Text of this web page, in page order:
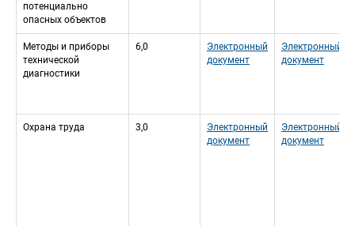
потенциально
опасных объектов
Методы и приборы
технической
диагностики
6,0
Электронный
документ
Электронный
документ
Охрана труда 3,0
Электронный
документ
Электронный
документ